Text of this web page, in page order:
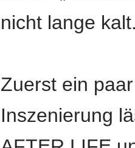
nicht lange
Zuerst ein
Inszenierung